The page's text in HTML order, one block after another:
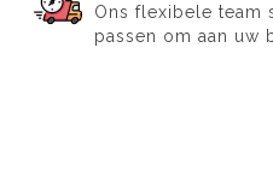
Ons flexibele team
passen om aan uw